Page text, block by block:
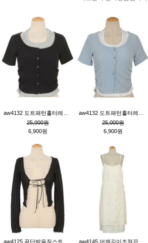
25,000원
6,900원
25,000원
6,900원